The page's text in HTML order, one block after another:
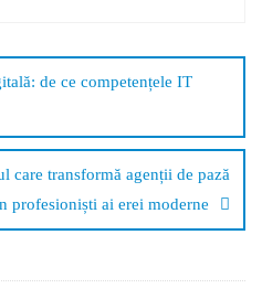
de ce competențele IT
care transformă agenții de pază
profesioniști ai erei moderne